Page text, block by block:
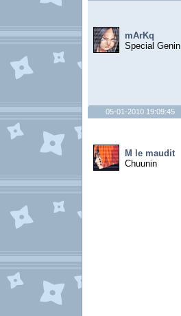
mArKq
Special Genin
05-01-2010 19:09:45
M le maudit
Chuunin